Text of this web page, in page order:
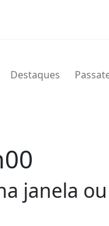
Destaques
janela